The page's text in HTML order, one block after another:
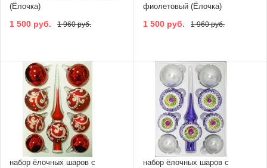
(Ёлочка)
1 500 руб. 1 960 руб.
фиолетовый (Ёлочка)
1 500 руб. 1 960 руб.
набор ёлочных шаров с
набор ёлочных шаров с